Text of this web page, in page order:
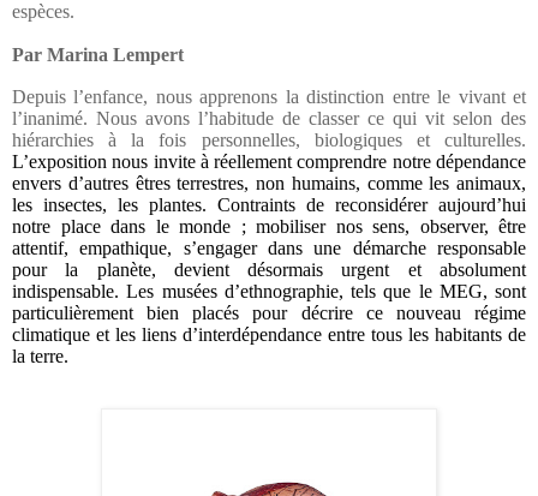
espèces.
Par Marina Lempert
Depuis l’enfance, nous apprenons la distinction entre le vivant et
l’inanimé. Nous avons l’habitude de classer ce qui vit selon des
hiérarchies à la fois personnelles, biologiques et culturelles.
L’exposition nous invite à réellement comprendre notre dépendance
envers d’autres êtres terrestres, non humains, comme les animaux,
les insectes, les plantes. Contraints de reconsidérer aujourd’hui
notre place dans le monde ; mobiliser nos sens, observer, être
attentif, empathique, s’engager dans une démarche responsable
pour la planète, devient désormais urgent et absolument
indispensable. Les musées d’ethnographie, tels que le MEG, sont
particulièrement bien placés pour décrire ce nouveau régime
climatique et les liens d’interdépendance entre tous les habitants de
la terre.